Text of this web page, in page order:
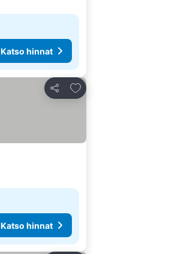
Katso hinnat
Jaa
Lisää suosikkeihin
Katso hinnat